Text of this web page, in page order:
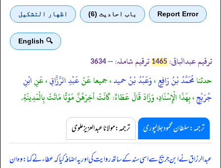
Report Error باب احادیث (6) اظهار التشكيل
🔍 English
ترقیم عبدالباقی: 1465 ترقیم شاملہ: --
3634
حدثنامُحَمَّدُ بْنُ رَافِعٍ،وَعَبْدُ بْنُ حميد، جميعا عَنْعَبْدِ الرَّزَّاقِ، عَنِابْنِ
جُرَيْجٍ، بِهَذَا الْإِسْنَادِ، وَزَادَ قَالَ عَطَاءٌ: كَانَتْ آخِرَهُنَّ مَوْتًا مَاتَتْ بِالْمَدِينَةِ.
ترجمہ:سلطان محمود جلالپوری ترجمہ:مولانا عبدالعزیز علوی
عبدالرزاق نے ابن جریج سے اسی سند کے ساتھ روایت کی اور یہ اضافہ کیا کہ عطاء نے کہا: وہ ان